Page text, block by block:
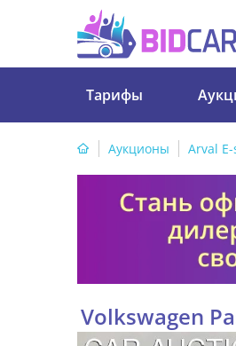
Тарифы
Аукционы Arval
Volkswagen